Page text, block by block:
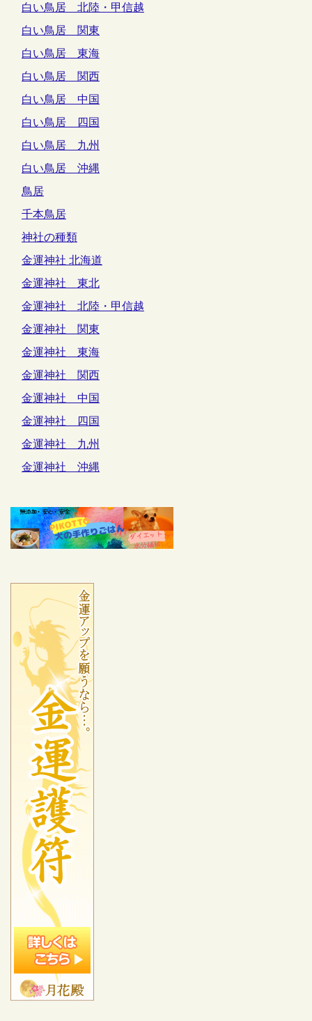
白い鳥居 北陸・甲信越
白い鳥居 関東
白い鳥居 東海
白い鳥居 関西
白い鳥居 中国
白い鳥居 四国
白い鳥居 九州
白い鳥居 沖縄
鳥居
千本鳥居
神社の種類
金運神社 北海道
金運神社 東北
金運神社 北陸・甲信越
金運神社 関東
金運神社 東海
金運神社 関西
金運神社 中国
金運神社 四国
金運神社 九州
金運神社 沖縄